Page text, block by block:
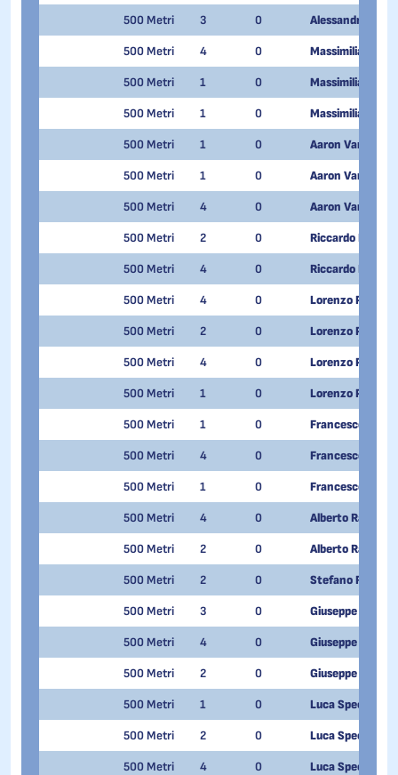
500 Metri 3 0 Alessandro
500 Metri 4 0 Massimiliano
500 Metri 1 0 Massimiliano
500 Metri 1 0 Massimiliano
500 Metri 1 0 Aaron Van
500 Metri 1 0 Aaron Van
500 Metri 4 0 Aaron Van
500 Metri 2 0 Riccardo
500 Metri 4 0 Riccardo
500 Metri 4 0 Lorenzo
500 Metri 2 0 Lorenzo
500 Metri 4 0 Lorenzo
500 Metri 1 0 Lorenzo
500 Metri 1 0 Francesco
500 Metri 4 0 Francesco
500 Metri 1 0 Francesco
500 Metri 4 0 Alberto Rava
500 Metri 2 0 Alberto Rava
500 Metri 2 0 Stefano Righi
500 Metri 3 0 Giuseppe Romeo
500 Metri 4 0 Giuseppe Romeo
500 Metri 2 0 Giuseppe Romeo
500 Metri 1 0 Luca
500 Metri 2 0 Luca
500 Metri 4 0 Luca